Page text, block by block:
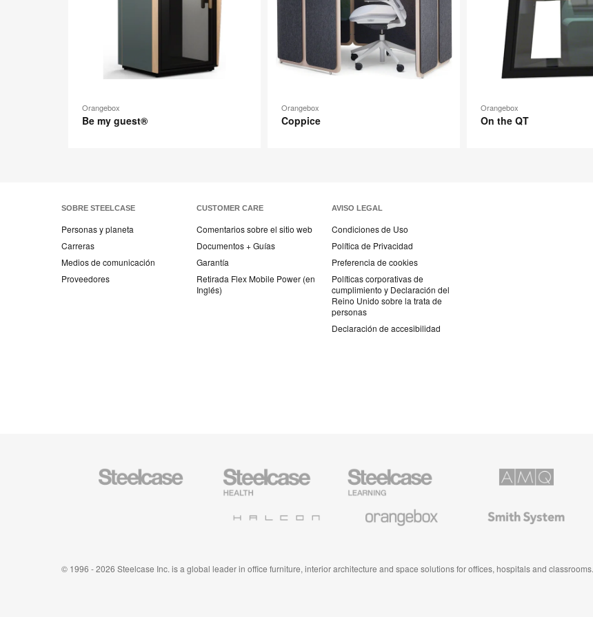
Orangebox
Be my guest®
Orangebox
Coppice
Orangebox
On the QT
SOBRE STEELCASE
Personas y planeta
Carreras
Medios de comunicación
Proveedores
CUSTOMER CARE
Comentarios sobre el sitio web
Documentos + Guías
Garantía
Retirada Flex Mobile Power (en
Inglés)
AVISO LEGAL
Condiciones de Uso
Política de Privacidad
Preferencia de cookies
Políticas corporativas de
cumplimiento y Declaración del
Reino Unido sobre la trata de
personas
Declaración de accesibilidad
Mobiliario
Steelcase
Mobiliario
para
sanidad
Mobiliario
para
educación
Steelcase
System
© 1996 - 2026 Steelcase Inc. is a global leader in office furniture, interior architecture and space solutions for offices, hospitals and